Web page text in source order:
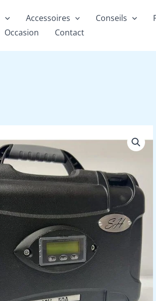
Accessoires Conseils
Occasion Contact